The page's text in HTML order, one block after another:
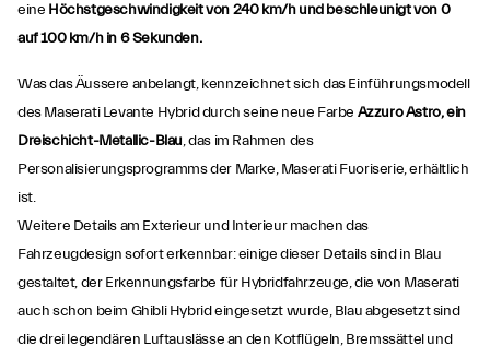
eine Höchstgeschwindigkeit von 240 km/h und beschleunigt von 0
auf 100 km/h in 6 Sekunden.
Was das Äussere anbelangt, kennzeichnet sich das Einführungsmodell
des Maserati Levante Hybrid durch seine neue Farbe Azzuro Astro, ein
Dreischicht-Metallic-Blau, das im Rahmen des
Personalisierungsprogramms der Marke, Maserati Fuoriserie, erhältlich
ist.
Weitere Details am Exterieur und Interieur machen das
Fahrzeugdesign sofort erkennbar: einige dieser Details sind in Blau
gestaltet, der Erkennungsfarbe für Hybridfahrzeuge, die von Maserati
auch schon beim Ghibli Hybrid eingesetzt wurde, Blau abgesetzt sind
die drei legendären Luftauslässe an den Kotflügeln, Bremssättel und